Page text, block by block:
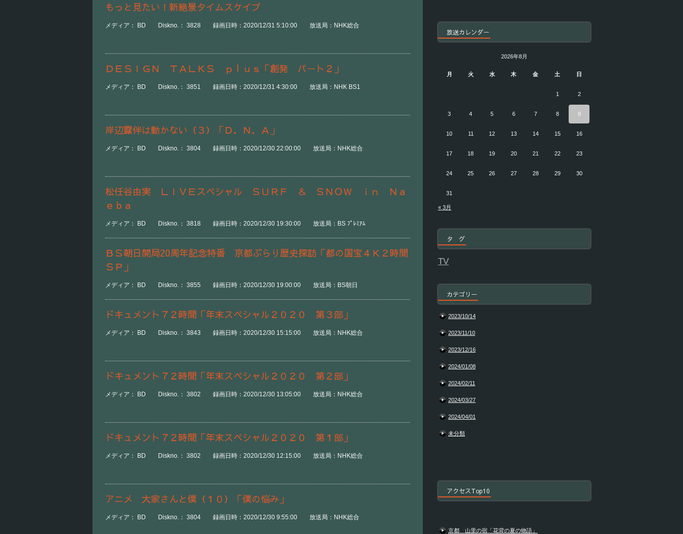
もっと見たい！新絶景タイムスケイプ
メディア： BD Diskno.： 3828 録画日時：2020/12/31 5:10:00 放送局：NHK総合
ＤＥＳＩＧＮ ＴＡＬＫＳ ｐｌｕｓ「創発 パート２」
メディア： BD Diskno.： 3851 録画日時：2020/12/31 4:30:00 放送局：NHK BS1
岸辺露伴は動かない（３）「Ｄ．Ｎ．Ａ」
メディア： BD Diskno.： 3804 録画日時：2020/12/30 22:00:00 放送局：NHK総合
松任谷由実 ＬＩＶＥスペシャル ＳＵＲＦ ＆ ＳＮＯＷ ｉｎ Ｎａ
ｅｂａ
メディア： BD Diskno.： 3818 録画日時：2020/12/30 19:30:00 放送局：BS ﾌﾟﾚﾐｱﾑ
ＢＳ朝日開局20周年記念特番 京都ぶらり歴史探訪「都の国宝４Ｋ２時間
ＳＰ」
メディア： BD Diskno.： 3855 録画日時：2020/12/30 19:00:00 放送局：BS朝日
ドキュメント７２時間「年末スペシャル２０２０ 第３部」
メディア： BD Diskno.： 3843 録画日時：2020/12/30 15:15:00 放送局：NHK総合
ドキュメント７２時間「年末スペシャル２０２０ 第２部」
メディア： BD Diskno.： 3802 録画日時：2020/12/30 13:05:00 放送局：NHK総合
ドキュメント７２時間「年末スペシャル２０２０ 第１部」
メディア： BD Diskno.： 3802 録画日時：2020/12/30 12:15:00 放送局：NHK総合
アニメ 大家さんと僕（１０）「僕の悩み」
メディア： BD Diskno.： 3804 録画日時：2020/12/30 9:55:00 放送局：NHK総合
放送カレンダー
2026年8月
月 火 水 木 金 土 日
1 2
3 4 5 6 7 8 9
10 11 12 13 14 15 16
17 18 19 20 21 22 23
24 25 26 27 28 29 30
31
« 3月
タ グ
TV
カテゴリー
2023/10/14
2023/11/10
2023/12/16
2024/01/08
2024/02/11
2024/03/27
2024/04/01
未分類
アクセスTop10
京都 山里の宿「花背の夏の物語」